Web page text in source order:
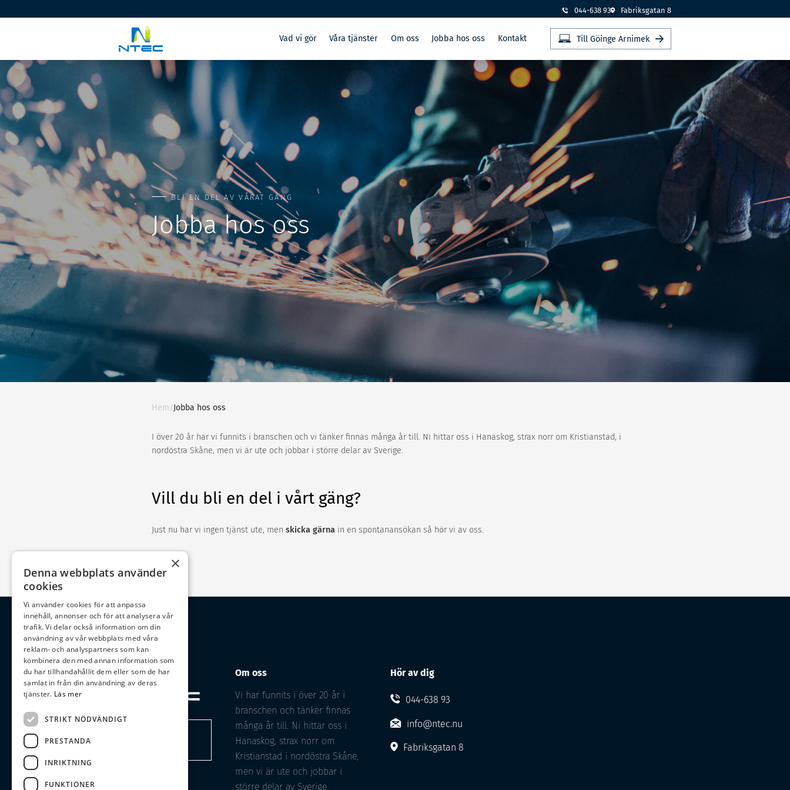
044-638 93 Fabriksgatan 8
Vad vi gör Våra tjänster Om oss Jobba hos oss Kontakt Till Göinge Arnimek
BLI EN DEL AV VÅRAT GÄNG
Jobba hos oss
Hem/Jobba hos oss
I över 20 år har vi funnits i branschen och vi tänker finnas många år till. Ni hittar oss i Hanaskog, strax norr om Kristianstad, i
nordöstra Skåne, men vi är ute och jobbar i större delar av Sverige.
Vill du bli en del i vårt gäng?
Just nu har vi ingen tjänst ute, menskicka gärna in en spontanansökan så hör vi av oss.
Om oss
Vi har funnits i över 20 år i
branschen och tänker finnas
många år till. Ni hittar oss i
Hanaskog, strax norr om
Kristianstad i nordöstra Skåne,
men vi är ute och jobbar i
större delar av Sverige.
Hör av dig
044-638 93
info@ntec.nu
Fabriksgatan 8
×
Denna webbplats använder
cookies
Vi använder cookies för att anpassa
innehåll, annonser och för att analysera vår
trafik. Vi delar också information om din
användning av vår webbplats med våra
reklam- och analyspartners som kan
kombinera den med annan information som
du har tillhandahållit dem eller som de har
samlat in från din användning av deras
tjänster. Läs mer
STRIKT NÖDVÄNDIGT
PRESTANDA
INRIKTNING
FUNKTIONER